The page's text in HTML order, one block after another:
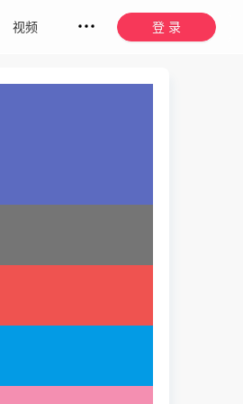
视频 登 录